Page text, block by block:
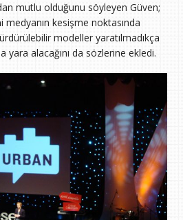
mutlu olduğunu söyleyen Güven;
kesişme noktasında
modeller yaratılmadıkça
yara alacağını da sözlerine ekledi.